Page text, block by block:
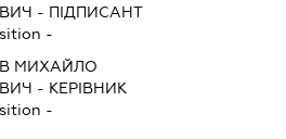
- ПІДПИСАНТ
-
МИХАЙЛО
- КЕРІВНИК
-